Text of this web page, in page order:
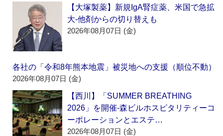
【大塚製薬】新規IgA腎症薬、米国で急拡
大‐他剤からの切り替えも
2026年08月07日 (金)
各社の「令和8年熊本地震」被災地への支援（順位不動）
2026年08月07日 (金)
【西川】「SUMMER BREATHING
2026」を開催‐森ビルホスピタリティーコ
ーポレーションとエステ…
2026年08月07日 (金)